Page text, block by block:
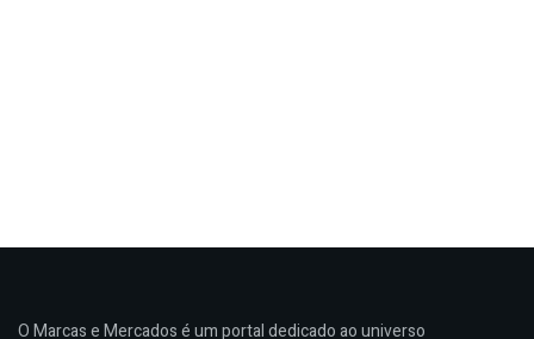
O Marcas e Mercados é um portal dedicado ao universo